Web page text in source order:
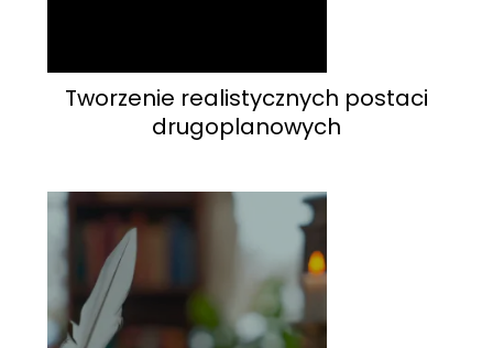
Tworzenie realistycznych postaci
drugoplanowych